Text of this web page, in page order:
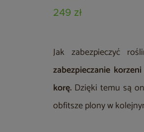
249 zł
Jak zabezpieczyć
zabezpieczanie
korę. Dzięki temu są
obfitsze plony w